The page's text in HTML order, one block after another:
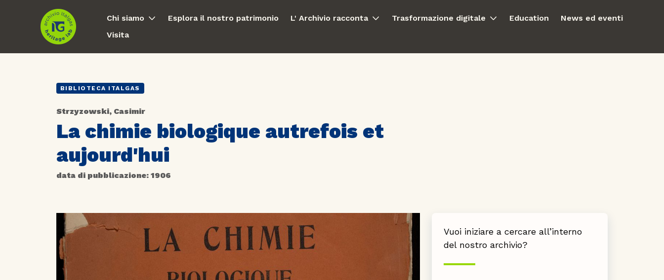
Chi siamo Esplora il nostro patrimonio L' Archivio racconta Trasformazione digitale Education
News ed eventi
Visita
BIBLIOTECA ITALGAS
Strzyzowski, Casimir
La chimie biologique autrefois et
aujourd'hui
data di pubblicazione: 1906
Vuoi iniziare a cercare all’interno
del nostro archivio?